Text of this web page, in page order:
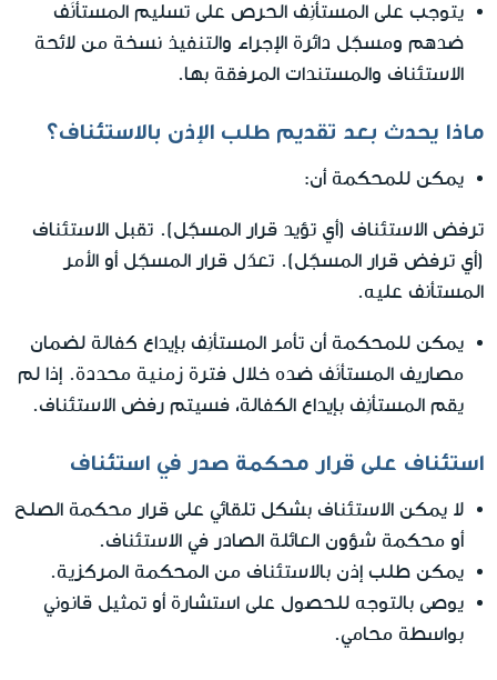
يتوجب على المستأنِف الحرص على تسليم المستأنَف
ضدهم ومسجّل دائرة الإجراء والتنفيذ نسخة من لائحة
الاستئناف والمستندات المرفقة بها.
ماذا يحدث بعد تقديم طلب الإذن بالاستئناف؟
يمكن للمحكمة أن:
ترفض الاستئناف (أي تؤيد قرار المسجّل). تقبل الاستئناف
(أي ترفض قرار المسجّل). تعدّل قرار المسجّل أو الأمر
المستأنف عليه.
يمكن للمحكمة أن تأمر المستأنِف بإيداع كفالة لضمان
مصاريف المستأنَف ضده خلال فترة زمنية محددة. إذا لم
يقم المستأنِف بإيداع الكفالة، فسيتم رفض الاستئناف.
استئناف على قرار محكمة صدر في استئناف
لا يمكن الاستئناف بشكل تلقائي على قرار محكمة الصلح
أو محكمة شؤون العائلة الصادر في الاستئناف.
يمكن طلب إذن بالاستئناف من المحكمة المركزية.
يوصى بالتوجه للحصول على استشارة أو تمثيل قانوني
بواسطة محامي.